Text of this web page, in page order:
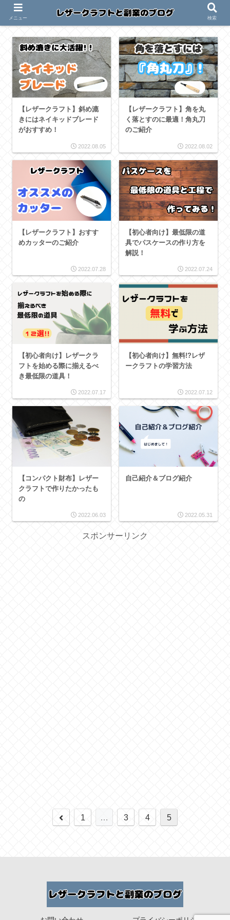
【レザークラフト】斜め漉
きにはネイキッドブレード
がおすすめ！
2022.08.05
【レザークラフト】角を丸
く落とすのに最適！角丸刀
のご紹介
2022.08.02
【レザークラフト】おすす
めカッターのご紹介
2022.07.28
【初心者向け】最低限の道
具でパスケースの作り方を
解説！
2022.07.24
【初心者向け】レザークラ
フトを始める際に揃えるべ
き最低限の道具！
2022.07.17
【初心者向け】無料!?レザ
ークラフトの学習方法
2022.07.12
【コンパクト財布】レザー
クラフトで作りたかったも
の
2022.06.03
自己紹介＆ブログ紹介
2022.05.31
スポンサーリンク
1 … 3 4 5
メニュー 検索